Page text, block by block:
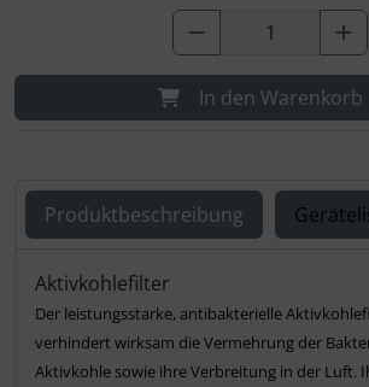
In den Warenkorb
Produktbeschreibung
Produktbeschreibung
Aktivkohlefilter
Der leistungsstarke, antibakterielle
verhindert wirksam die Vermehrung der
Aktivkohle sowie ihre Verbreitung in der Luft.